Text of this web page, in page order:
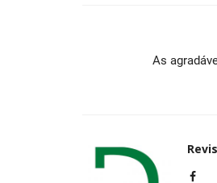
As